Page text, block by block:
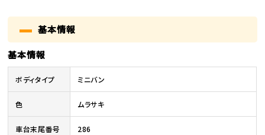
基本情報
基本情報
ボディタイプ ミニバン
色 ムラサキ
車台末尾番号 286